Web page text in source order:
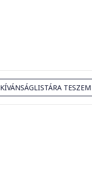
KÍVÁNSÁGLISTÁRA TESZEM